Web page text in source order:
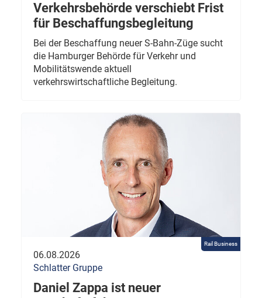
Verkehrsbehörde verschiebt Frist
für Beschaffungsbegleitung
Bei der Beschaffung neuer S-Bahn-Züge sucht
die Hamburger Behörde für Verkehr und
Mobilitätswende aktuell
verkehrswirtschaftliche Begleitung.
Rail Business
06.08.2026
Schlatter Gruppe
Daniel Zappa ist neuer